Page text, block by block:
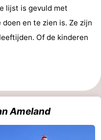
lijst is gevuld met
en te zien is. Ze zijn
Of de kinderen
Ameland